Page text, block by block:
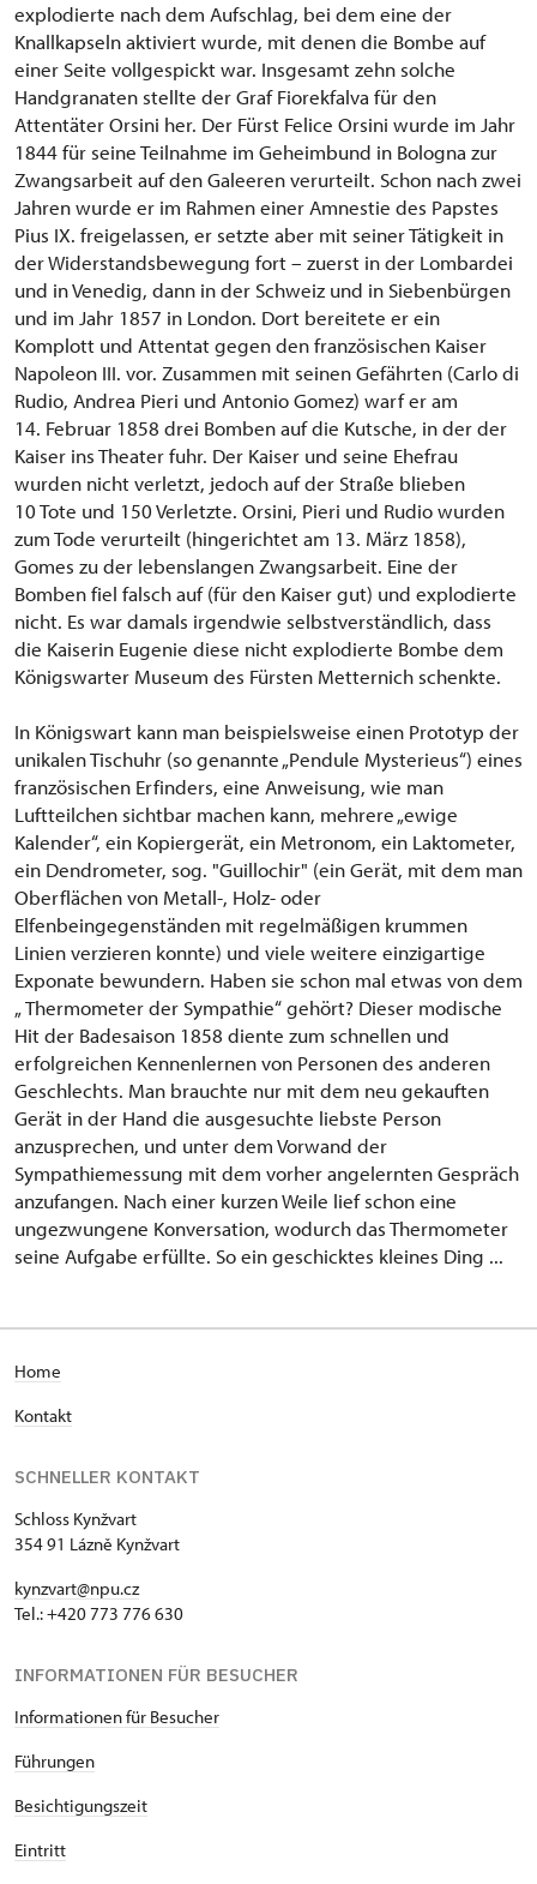
explodierte nach dem Aufschlag, bei dem eine der
Knallkapseln aktiviert wurde, mit denen die Bombe auf
einer Seite vollgespickt war. Insgesamt zehn solche
Handgranaten stellte der Graf Fiorekfalva für den
Attentäter Orsini her. Der Fürst Felice Orsini wurde im Jahr
1844 für seine Teilnahme im Geheimbund in Bologna zur
Zwangsarbeit auf den Galeeren verurteilt. Schon nach zwei
Jahren wurde er im Rahmen einer Amnestie des Papstes
Pius IX. freigelassen, er setzte aber mit seiner Tätigkeit in
der Widerstandsbewegung fort – zuerst in der Lombardei
und in Venedig, dann in der Schweiz und in Siebenbürgen
und im Jahr 1857 in London. Dort bereitete er ein
Komplott und Attentat gegen den französischen Kaiser
Napoleon III. vor. Zusammen mit seinen Gefährten (Carlo di
Rudio, Andrea Pieri und Antonio Gomez) warf er am
14. Februar 1858 drei Bomben auf die Kutsche, in der der
Kaiser ins Theater fuhr. Der Kaiser und seine Ehefrau
wurden nicht verletzt, jedoch auf der Straße blieben
10 Tote und 150 Verletzte. Orsini, Pieri und Rudio wurden
zum Tode verurteilt (hingerichtet am 13. März 1858),
Gomes zu der lebenslangen Zwangsarbeit. Eine der
Bomben fiel falsch auf (für den Kaiser gut) und explodierte
nicht. Es war damals irgendwie selbstverständlich, dass
die Kaiserin Eugenie diese nicht explodierte Bombe dem
Königswarter Museum des Fürsten Metternich schenkte.
In Königswart kann man beispielsweise einen Prototyp der
unikalen Tischuhr (so genannte „Pendule Mysterieus“) eines
französischen Erfinders, eine Anweisung, wie man
Luftteilchen sichtbar machen kann, mehrere „ewige
Kalender“, ein Kopiergerät, ein Metronom, ein Laktometer,
ein Dendrometer, sog. "Guillochir" (ein Gerät, mit dem man
Oberflächen von Metall-, Holz- oder
Elfenbeingegenständen mit regelmäßigen krummen
Linien verzieren konnte) und viele weitere einzigartige
Exponate bewundern. Haben sie schon mal etwas von dem
„ Thermometer der Sympathie“ gehört? Dieser modische
Hit der Badesaison 1858 diente zum schnellen und
erfolgreichen Kennenlernen von Personen des anderen
Geschlechts. Man brauchte nur mit dem neu gekauften
Gerät in der Hand die ausgesuchte liebste Person
anzusprechen, und unter dem Vorwand der
Sympathiemessung mit dem vorher angelernten Gespräch
anzufangen. Nach einer kurzen Weile lief schon eine
ungezwungene Konversation, wodurch das Thermometer
seine Aufgabe erfüllte. So ein geschicktes kleines Ding ...
Home
Kontakt
SCHNELLER KONTAKT
Schloss Kynžvart
354 91 Lázně Kynžvart
kynzvart@npu.cz
Tel.: +420 773 776 630
INFORMATIONEN FÜR BESUCHER
Informationen für Besucher
Führungen
Besichtigungszeit
Eintritt